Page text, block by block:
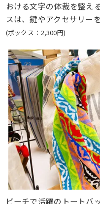
おける文字の体裁を整え
スは、鍵やアクセサリー
(ボックス：2,300円)
ビーチで活躍のトートバ